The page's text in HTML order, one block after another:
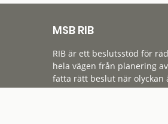
MSB RIB
RIB är ett beslutsstöd för
hela vägen från planering
fatta rätt beslut när olyckan